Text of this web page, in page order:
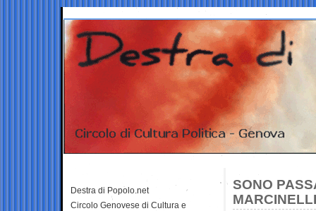
SONO
Destra di Popolo.net
Circolo Genovese di Cultura e